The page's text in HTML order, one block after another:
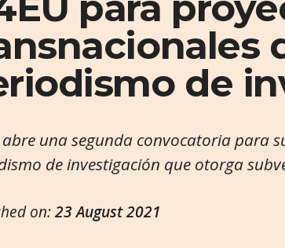
de
abre una segunda convocatoria para
de investigación que otorga
on:23 August 2021